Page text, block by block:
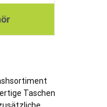
Taschen